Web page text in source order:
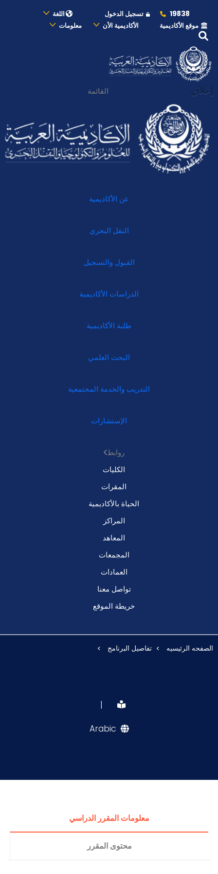
19838 تسجيل الدخول
اللغة
موقع الأكاديمية
الأكاديمية الأن معلومات
إغلاق القائمة
عن الأكاديمية
النقل البحري
القبول والتسجيل
الدراسات الأكاديمية
طلبة الأكاديمية
البحث العلمي
التدريب والخدمة المجتمعية
الإستشارات
روابط
الكليات
المقرات
الحياة بالأكاديمية
المراكز
المعاهد
المجمعات
العمادات
تواصل معنا
خريطة الموقع
الصفحه الرئيسيه تفاصيل البرنامج
|
Arabic
معلومات المقرر الدراسي
محتوى المقرر